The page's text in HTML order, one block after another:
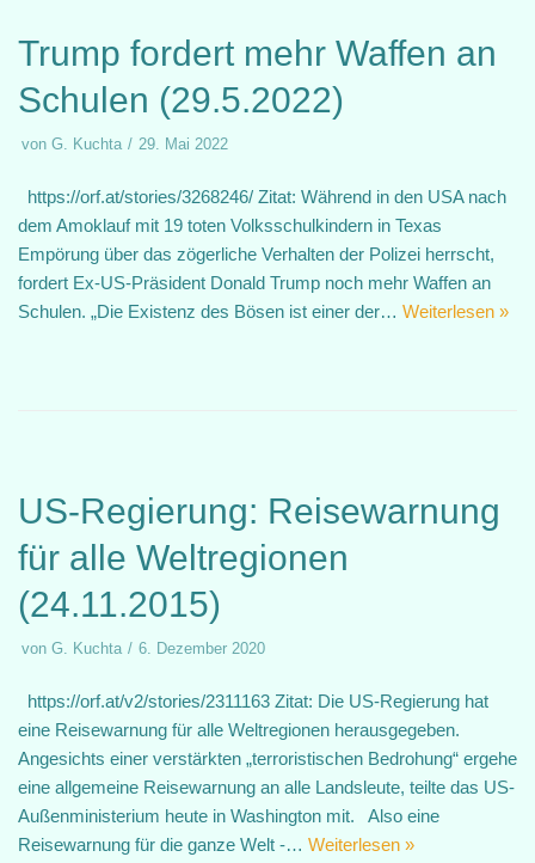
Trump fordert mehr Waffen an
Schulen (29.5.2022)
von G. Kuchta 29. Mai 2022
https://orf.at/stories/3268246/ Zitat: Während in den USA nach
dem Amoklauf mit 19 toten Volksschulkindern in Texas
Empörung über das zögerliche Verhalten der Polizei herrscht,
fordert Ex-US-Präsident Donald Trump noch mehr Waffen an
Schulen. „Die Existenz des Bösen ist einer der… Weiterlesen »
US-Regierung: Reisewarnung
für alle Weltregionen
(24.11.2015)
von G. Kuchta 6. Dezember 2020
https://orf.at/v2/stories/2311163 Zitat: Die US-Regierung hat
eine Reisewarnung für alle Weltregionen herausgegeben.
Angesichts einer verstärkten „terroristischen Bedrohung“ ergehe
eine allgemeine Reisewarnung an alle Landsleute, teilte das US-
Außenministerium heute in Washington mit. Also eine
Reisewarnung für die ganze Welt -… Weiterlesen »